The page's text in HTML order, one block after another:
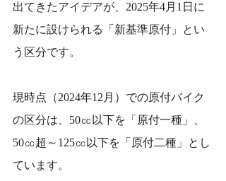
出てきたアイデアが、2025年4月1日に
新たに設けられる「新基準原付」とい
う区分です。
現時点（2024年12月）での原付バイク
の区分は、50㏄以下を「原付一種」、
50㏄超～125㏄以下を「原付二種」とし
ています。